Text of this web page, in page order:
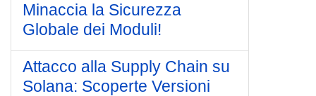
Minaccia la Sicurezza
Globale dei Moduli!
Attacco alla Supply Chain su
Solana: Scoperte Versioni